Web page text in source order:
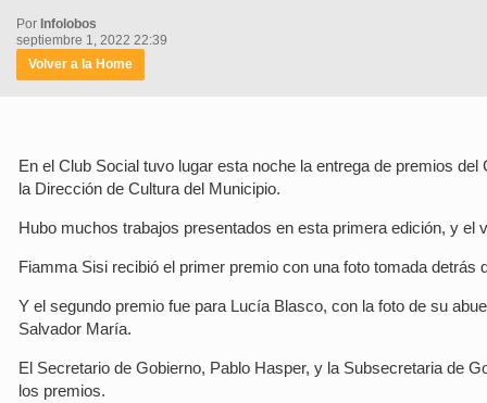
Por Infolobos
septiembre 1, 2022 22:39
Volver a la Home
En el Club Social tuvo lugar esta noche la entrega de premios
la Dirección de Cultura del Municipio.
Hubo muchos trabajos presentados en esta primera edición, y
Fiamma Sisi recibió el primer premio con una foto tomada detrás
Y el segundo premio fue para Lucía Blasco, con la foto de su
Salvador María.
El Secretario de Gobierno, Pablo Hasper, y la Subsecretaria de
los premios.